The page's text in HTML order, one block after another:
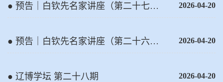
● 预告｜白钦先名家讲座（第二十七
讲）即将开讲！
2026-04-20
● 预告｜白钦先名家讲座（第二十六
讲）即将开讲！
2026-04-20
● 辽博学坛 第二十八期 2026-04-20